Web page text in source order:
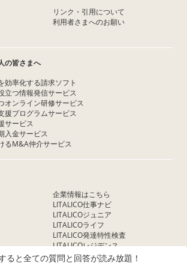
ると全ての質問と回答が読み放題！
リンク・引用について
利用者さまへのお願い
の皆さまへ
効率化する請求ソフト
立つ情報発信サービス
オンライン研修サービス
援プログラムサービス
サービス
入金サービス
るM&A仲介サービス
企業情報はこちら
LITALICO仕事ナビ
LITALICOジュニア
LITALICOライフ
LITALICO発達特性検査
LITALICOレジデンス